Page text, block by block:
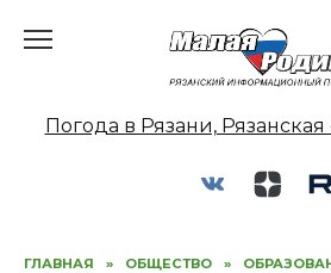
Погода в Рязани, Рязанская
ГЛАВНАЯ » ОБЩЕСТВО »